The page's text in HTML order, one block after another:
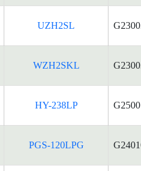
UZH2SL
WZH2SKL
HY-238LP
PGS-120LPG